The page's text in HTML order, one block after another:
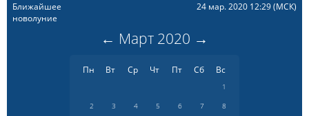
Ближайшее
новолуние
24 мар. 2020 12:29(МСК)
← Март 2020 →
Пн Вт Ср Чт Пт Сб Вс
1
2
3 4 5 6 7
8